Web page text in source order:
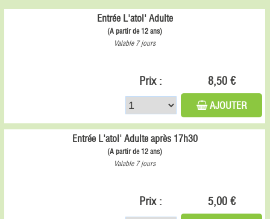
Entrée L'atol' Adulte
(A partir de 12 ans)
Valable 7 jours
Prix : 8,50 €
AJOUTER
Entrée L'atol' Adulte après 17h30
(A partir de 12 ans)
Valable 7 jours
Prix : 5,00 €